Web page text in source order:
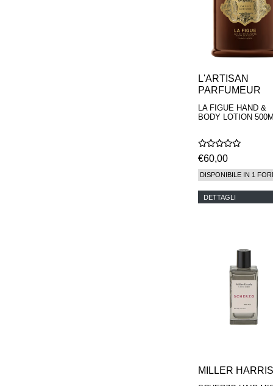
L'ARTISAN
PARFUMEUR
LA FIGUE HAND &
BODY LOTION
€60,00
DISPONIBILE IN 1
DETTAGLI
MILLER HARRIS